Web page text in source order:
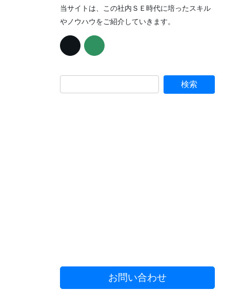
当サイトは、この社内ＳＥ時代に培ったスキル
やノウハウをご紹介していきます。
お問い合わせ